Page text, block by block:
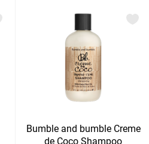
Bumble and bumble Creme
de Coco Shampoo